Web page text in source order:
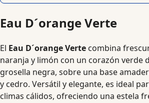
Eau D´orange Verte
El Eau D´orange Verte combina
naranja y limón con un corazón verde
grosella negra, sobre una base
y cedro. Versátil y elegante, es ideal
climas cálidos, ofreciendo una estela